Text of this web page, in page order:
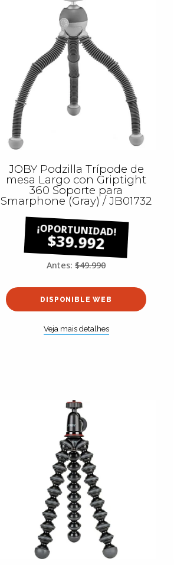
JOBY Podzilla Trípode de
mesa Largo con Griptight
360 Soporte para
Smarphone (Gray) / JB01732
$39.992
Antes: $49.990
DISPONIBLE WEB
Veja mais detalhes